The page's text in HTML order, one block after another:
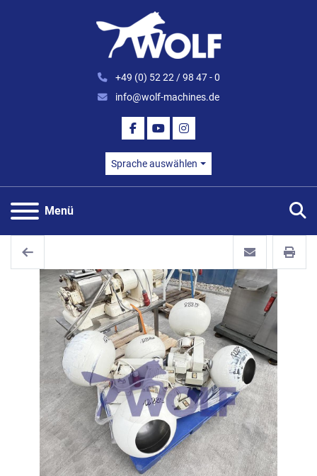
+49 (0) 52 22 / 98 47 - 0
info@wolf-machines.de
FACEBOOK
YOUTUBEINSTAGRAM
Sprache auswählen
Menü